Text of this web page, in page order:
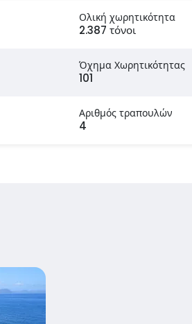
Ολική χωρητικότητα
2.387 τόνοι
Όχημα Χωρητικότητας
101
Αριθμός τραπουλών
4